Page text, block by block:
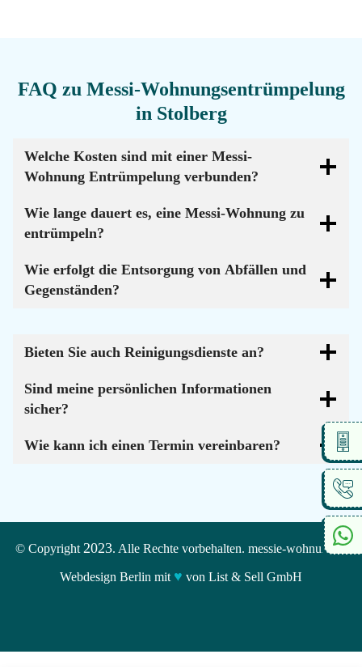
FAQ zu Messi-Wohnungsentrümpelung
in Stolberg
Welche Kosten sind mit einer Messi-
Wohnung Entrümpelung verbunden?
Wie lange dauert es, eine Messi-Wohnung zu
entrümpeln?
Wie erfolgt die Entsorgung von Abfällen und
Gegenständen?
Bieten Sie auch Reinigungsdienste an?
Sind meine persönlichen Informationen
sicher?
Wie kann ich einen Termin vereinbaren?
© Copyright 2023. Alle Rechte vorbehalten. messie-wohnungen
Webdesign Berlin mit ♥ von List & Sell GmbH